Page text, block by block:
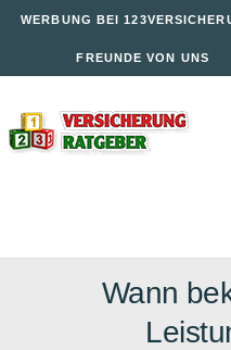
WERBUNG BEI
FREUNDE VON UNS
Wann